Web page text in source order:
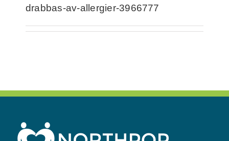
drabbas-av-allergier-3966777